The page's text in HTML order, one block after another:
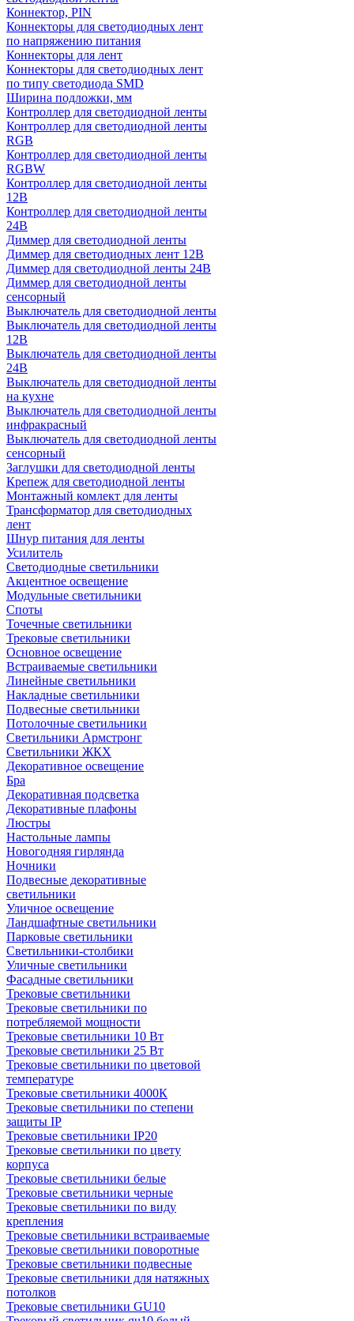
Коннектор, PIN
Коннекторы для светодиодных лент
по напряжению питания
Коннекторы для лент
Коннекторы для светодиодных лент
по типу светодиода SMD
Ширина подложки, мм
Контроллер для светодиодной ленты
Контроллер для светодиодной ленты
RGB
Контроллер для светодиодной ленты
RGBW
Контроллер для светодиодной ленты
12В
Контроллер для светодиодной ленты
24В
Диммер для светодиодной ленты
Диммер для светодиодных лент 12В
Диммер для светодиодной ленты 24В
Диммер для светодиодной ленты
сенсорный
Выключатель для светодиодной ленты
Выключатель для светодиодной ленты
12В
Выключатель для светодиодной ленты
24В
Выключатель для светодиодной ленты
на кухне
Выключатель для светодиодной ленты
инфракрасный
Выключатель для светодиодной ленты
сенсорный
Заглушки для светодиодной ленты
Крепеж для светодиодной ленты
Монтажный комлект для ленты
Трансформатор для светодиодных
лент
Шнур питания для ленты
Усилитель
Светодиодные светильники
Акцентное освещение
Модульные светильники
Споты
Точечные светильники
Трековые светильники
Основное освещение
Встраиваемые светильники
Линейные светильники
Накладные светильники
Подвесные светильники
Потолочные светильники
Светильники Армстронг
Светильники ЖКХ
Декоративное освещение
Бра
Декоративная подсветка
Декоративные плафоны
Люстры
Настольные лампы
Новогодняя гирлянда
Ночники
Подвесные декоративные
светильники
Уличное освещение
Ландшафтные светильники
Парковые светильники
Светильники-столбики
Уличные светильники
Фасадные светильники
Трековые светильники
Трековые светильники по
потребляемой мощности
Трековые светильники 10 Вт
Трековые светильники 25 Вт
Трековые светильники по цветовой
температуре
Трековые светильники 4000К
Трековые светильники по степени
защиты IP
Трековые светильники IP20
Трековые светильники по цвету
корпуса
Трековые светильники белые
Трековые светильники черные
Трековые светильники по виду
крепления
Трековые светильники встраиваемые
Трековые светильники поворотные
Трековые светильники подвесные
Трековые светильники для натяжных
потолков
Трековые светильники GU10